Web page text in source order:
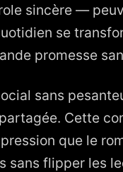
sincère —
se
promesse
sans
Cette
que le
sans flipper les